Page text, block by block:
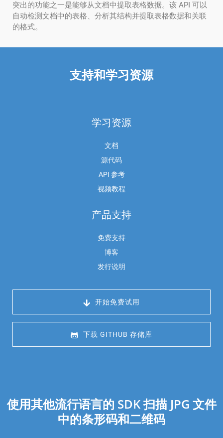
突出的功能之一是能够从文档中提取表格数据。该 API 可以
自动检测文档中的表格、分析其结构并提取表格数据和关联
的格式。
支持和学习资源
学习资源
文档
源代码
API 参考
视频教程
产品支持
免费支持
博客
发行说明
开始免费试用
下载 GITHUB 存储库
使用其他流行语言的 SDK 扫描 JPG 文件
中的条形码和二维码